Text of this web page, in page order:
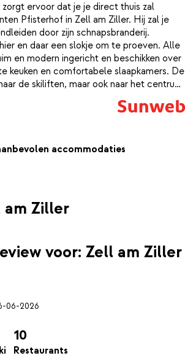
ervoor dat je je direct thuis zal
Pfisterhof in Zell am Ziller. Hij zal je
door zijn schnapsbranderij.
en daar een slokje om te proeven. Alle
en modern ingericht en beschikken over
keuken en comfortabele slaapkamers. De
de skiliften, maar ook naar het centrum
nu je dagen door gaat brengen over de
van de omgeving wilt ontdekken; je
accommodaties
am Ziller
voor: Zell am Ziller
06-2026
10
Restaurants